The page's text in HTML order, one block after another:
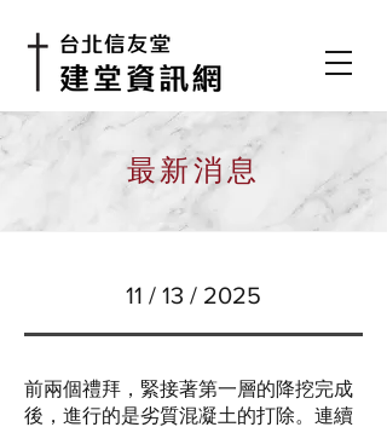
​最新消息
11 / 13 / 2025
前兩個禮拜，緊接著第一層的降挖完成
後，進行的是劣質混凝土的打除。連續